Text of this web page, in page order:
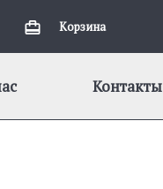
Корзина
Контакты